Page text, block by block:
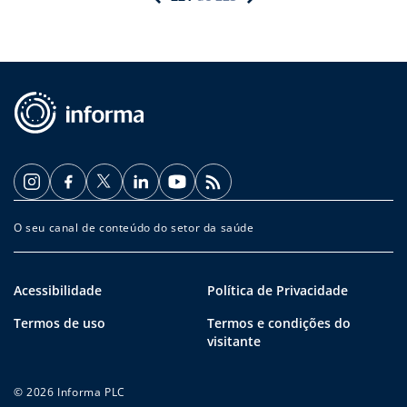
O seu canal de conteúdo do setor da saúde
Acessibilidade
Política de Privacidade
Termos de uso
Termos e condições do
visitante
© 2026 Informa PLC